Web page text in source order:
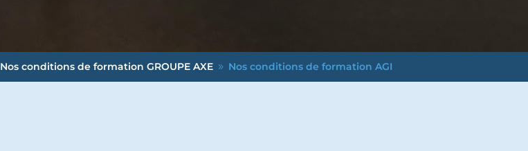
Nos conditions de formation GROUPE AXE 9 Nos conditions de formation AGI